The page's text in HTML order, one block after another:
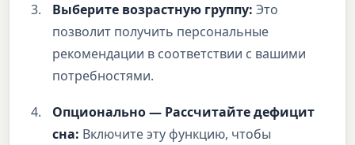
Выберите возрастную группу: Это
позволит получить персональные
рекомендации в соответствии с вашими
потребностями.
Опционально — Рассчитайте дефицит
сна: Включите эту функцию, чтобы